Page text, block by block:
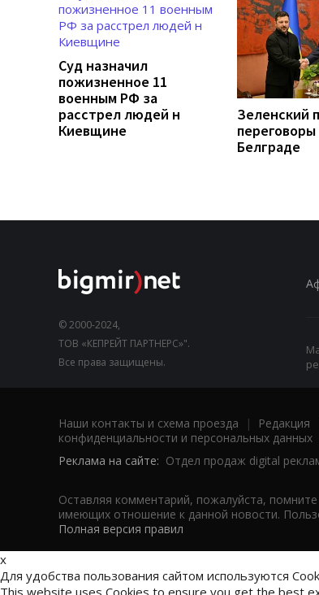
Суд назначил
пожизненное 11
военным РФ за
расстрел людей н
Киевщине
Зеленский
Белграде
© 2000-2024,
ТОВ «КЕПРЕЙТ ПАРТНЕРС»".
Все права защищены.
Наши контакты и схема проезда | Редакция
конфиденциальности и персональных данных
Реклама на сайте: Отдел продаж digital
Оставляя комментарий, пожалуйста,
имеющих отношение к данной новости.
Полная версия правил
x
Для удобства пользования сайтом используются
This website uses Cookies to ensure you get the best